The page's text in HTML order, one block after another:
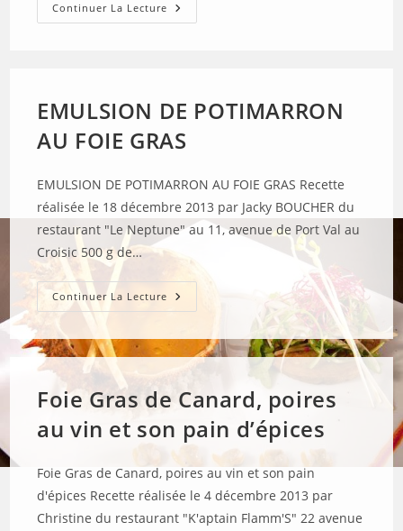
Continuer La Lecture FAR
BRETON
EMULSION DE POTIMARRON
AU FOIE GRAS
EMULSION DE POTIMARRON AU FOIE GRAS Recette
réalisée le 18 décembre 2013 par Jacky BOUCHER du
restaurant "Le Neptune" au 11, avenue de Port Val au
Croisic 500 g de…
Continuer La Lecture EMULSION
DE
POTIMARRON
FOIE
GRAS
Foie Gras de Canard, poires
au vin et son pain d’épices
Foie Gras de Canard, poires au vin et son pain
d'épices Recette réalisée le 4 décembre 2013 par
Christine du restaurant "K'aptain Flamm'S" 22 avenue